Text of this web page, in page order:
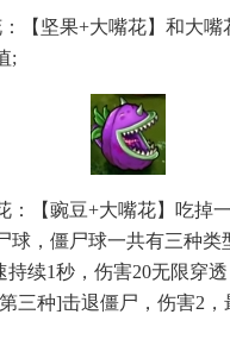
【坚果+大嘴花】和大嘴
;
：【豌豆+大嘴花】吃掉
球，僵尸球一共有三种类
持续1秒，伤害20无限穿
三种]击退僵尸，伤害2，